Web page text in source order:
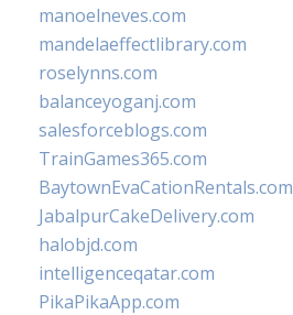
manoelneves.com
mandelaeffectlibrary.com
roselynns.com
balanceyoganj.com
salesforceblogs.com
TrainGames365.com
BaytownEvaCationRentals.com
JabalpurCakeDelivery.com
halobjd.com
intelligenceqatar.com
PikaPikaApp.com